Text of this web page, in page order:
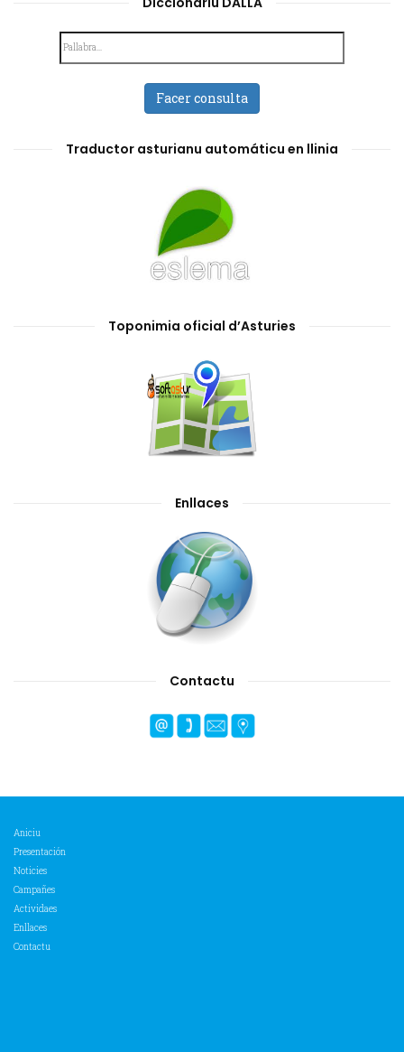
Facer consulta
Traductor asturianu automáticu en llinia
Toponimia oficial d’Asturies
Enllaces
Contactu
Aniciu
Presentación
Noticies
Campañes
Actividaes
Enllaces
Contactu